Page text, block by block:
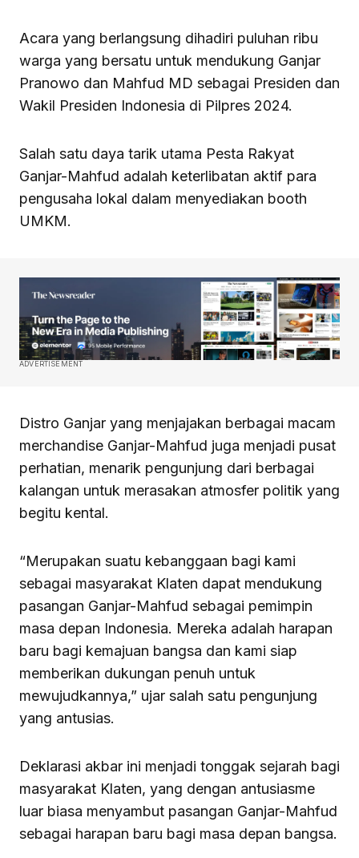
Acara yang berlangsung dihadiri puluhan ribu
warga yang bersatu untuk mendukung Ganjar
Pranowo dan Mahfud MD sebagai Presiden dan
Wakil Presiden Indonesia di Pilpres 2024.
Salah satu daya tarik utama Pesta Rakyat
Ganjar-Mahfud adalah keterlibatan aktif para
pengusaha lokal dalam menyediakan booth
UMKM.
ADVERTISEMENT
Distro Ganjar yang menjajakan berbagai macam
merchandise Ganjar-Mahfud juga menjadi pusat
perhatian, menarik pengunjung dari berbagai
kalangan untuk merasakan atmosfer politik yang
begitu kental.
“Merupakan suatu kebanggaan bagi kami
sebagai masyarakat Klaten dapat mendukung
pasangan Ganjar-Mahfud sebagai pemimpin
masa depan Indonesia. Mereka adalah harapan
baru bagi kemajuan bangsa dan kami siap
memberikan dukungan penuh untuk
mewujudkannya,” ujar salah satu pengunjung
yang antusias.
Deklarasi akbar ini menjadi tonggak sejarah bagi
masyarakat Klaten, yang dengan antusiasme
luar biasa menyambut pasangan Ganjar-Mahfud
sebagai harapan baru bagi masa depan bangsa.